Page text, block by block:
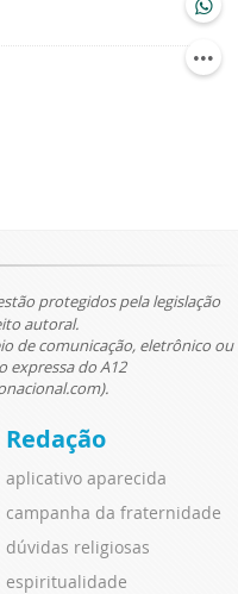
protegidos pela legislação
autoral.
de comunicação, eletrônico ou
expressa do A12
Redação
aplicativo aparecida
campanha da fraternidade
dúvidas religiosas
espiritualidade